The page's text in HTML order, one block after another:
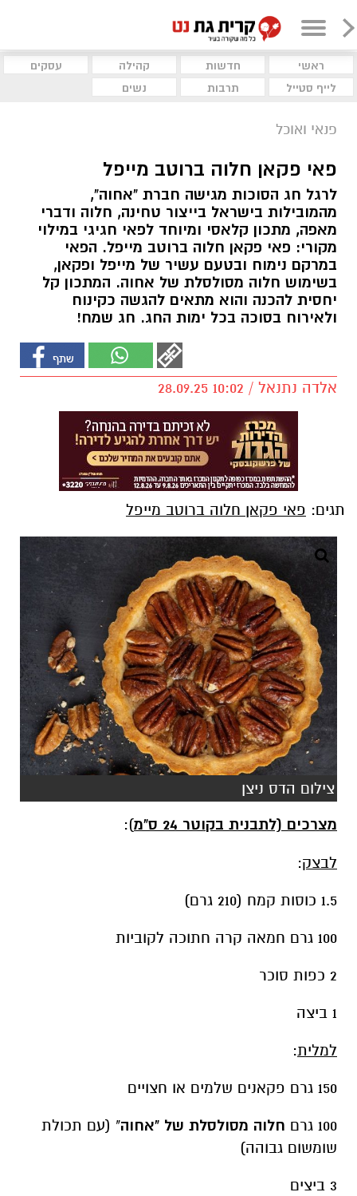
ראשי חדשות קהילה
עסקים
לייף סטייל
תרבות נשים
פנאי ואוכל
פאי פקאן חלוה ברוטב מייפל
לרגל חג הסוכות מגישה חברת "אחוה",
מהמובילות בישראל בייצור טחינה, חלוה ודברי
מאפה, מתכון קלאסי ומיוחד לפאי חגיגי במילוי
מקורי: פאי פקאן חלוה ברוטב מייפל. הפאי
במרקם נימוח ובטעם עשיר של מייפל ופקאן,
בשימוש חלוה מסולסלת של אחוה. המתכון קל
יחסית להכנה והוא מתאים להגשה כקינוח
ולאירוח בסוכה בכל ימות החג. חג שמח!
אלדה נתנאל / 10:02 28.09.25
תגים: פאי פקאן חלוה ברוטב מייפל
צילום הדס ניצן
מצרכים (לתבנית בקוטר 24 ס"מ ):
לבצק:
1.5 כוסות קמח (210 גרם)
100 גרם חמאה קרה חתוכה לקוביות
2 כפות סוכר
1 ביצה
למלית:
150 גרם פקאנים שלמים או חצויים
100 גרם חלוה מסולסלת של "אחוה" (עם תכולת
שומשום גבוהה)
3 ביצים